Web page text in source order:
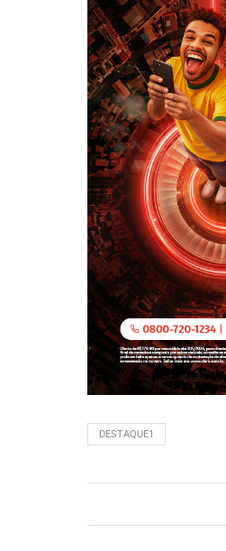
DESTAQUE1